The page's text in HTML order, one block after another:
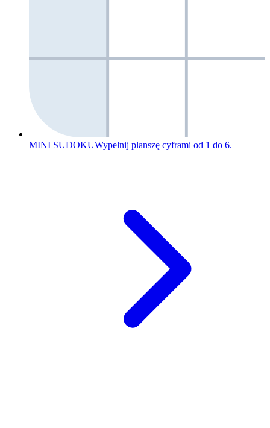
MINI SUDOKUWypełnij planszę cyframi od 1 do 6.